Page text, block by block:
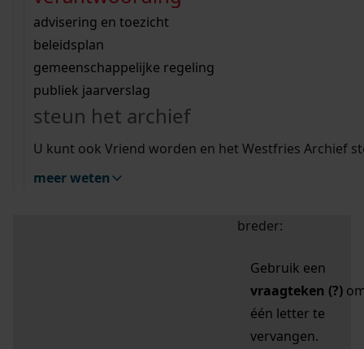
bouwvergunningen
omgevingsvergunningen
vergunningen
beeld en geluid
uitleg nodig?
Wij helpen u op weg met een aantal zoektips.
bekijk alle zoektips
Wij helpen u op weg met een aantal zoektips.
bekijk alle zoektips
bekijk ons geschiedenislokaal
advisering en toezicht
beleidsplan
gemeenschappelijke regeling
publiek jaarverslag
steun het archief
U kunt ook Vriend worden en het Westfries Archief
meer weten
zoektips
Mijn Studiezaal (inloggen)
uw zoekopdracht te
breder:
Gebruik een
vraagteken (?)
één letter te
vervangen.